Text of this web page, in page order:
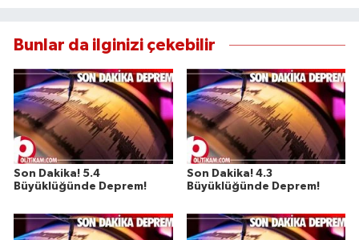
Bunlar da ilginizi çekebilir
Son Dakika! 5.4
Büyüklüğünde Deprem!
Son Dakika! 4.3
Büyüklüğünde Deprem!
TEKNOLOJİ
Trend
TÜRKİYE
VİZYONDAKİLER
YAŞAM